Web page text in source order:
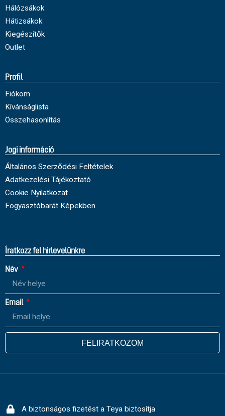
Hálózsákok
Hátizsákok
Kiegészítők
Outlet
Profil
Fiókom
Kívánságlista
Összehasonlítás
Jogi információ
Általános Szerződési Feltételek
Adatkezelési Tájékoztató
Cookie Nyilatkozat
Fogyasztóbarát Képekben
Íratkozz fel hirlevelünkre
Név
Email
FELIRATKOZOM
A biztonságos fizetést a Teya biztosítja